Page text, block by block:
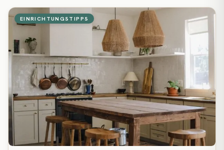
EINRICHTUNGSTIPPS